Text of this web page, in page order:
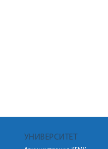
УНИВЕРСИТЕТ